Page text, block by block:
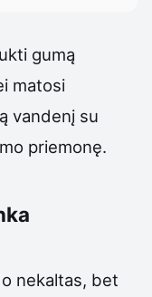
gumą
matosi
vandenį su
priemonę.
nekaltas, bet